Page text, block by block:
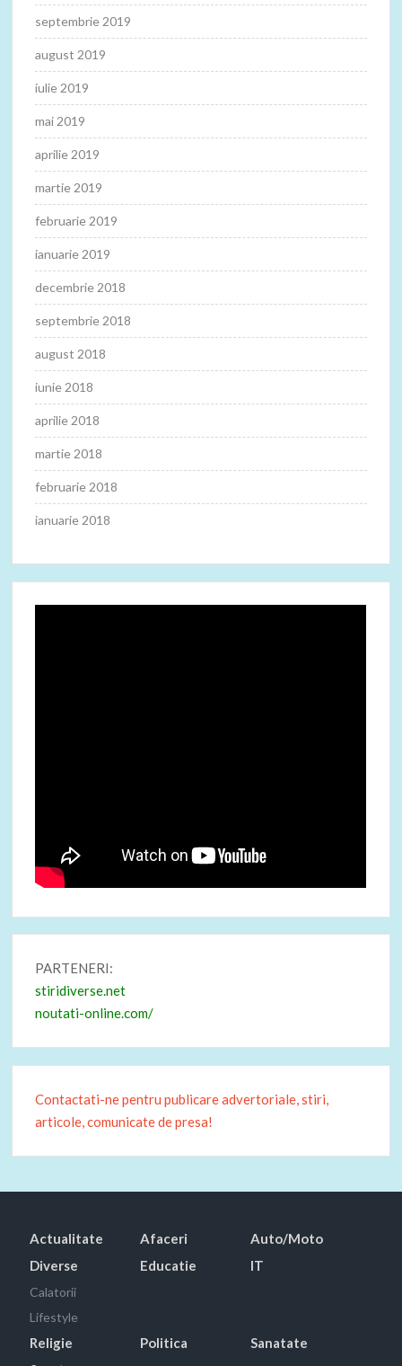
septembrie 2019
august 2019
iulie 2019
mai 2019
aprilie 2019
martie 2019
februarie 2019
ianuarie 2019
decembrie 2018
septembrie 2018
august 2018
iunie 2018
aprilie 2018
martie 2018
februarie 2018
ianuarie 2018
PARTENERI:
stiridiverse.net
noutati-online.com/
Contactati-ne pentru publicare advertoriale, stiri,
articole, comunicate de presa!
Actualitate Afaceri
Auto/Moto
Diverse
Calatorii
Lifestyle
Educatie IT
Religie Politica
Sanatate